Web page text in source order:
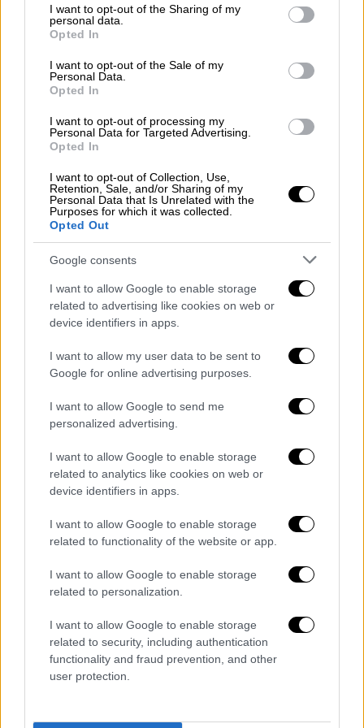
not limited to your visit or usage behaviour. You may click to
grant or deny consent to Google and its third-party tags to
use your data for below specified purposes in below Google
consent section.
I want to opt-out of the Sharing of my
personal data.
Opted In
I want to opt-out of the Sale of my
Personal Data.
Opted In
I want to opt-out of processing my
Personal Data for Targeted Advertising.
Opted In
I want to opt-out of Collection, Use,
Retention, Sale, and/or Sharing of my
Personal Data that Is Unrelated with the
Purposes for which it was collected.
Opted Out
Google consents
I want to allow Google to enable storage
related to advertising like cookies on web or
device identifiers in apps.
I want to allow my user data to be sent to
Google for online advertising purposes.
I want to allow Google to send me
personalized advertising.
I want to allow Google to enable storage
related to analytics like cookies on web or
device identifiers in apps.
I want to allow Google to enable storage
related to functionality of the website or app.
I want to allow Google to enable storage
related to personalization.
I want to allow Google to enable storage
related to security, including authentication
functionality and fraud prevention, and other
user protection.
απόφαση πουεπιτρέπει την αστική
μεταφορά από Επιβατηγά Ιδιωτικής Χρήσης
(Ε.Ι.Χ.)
αποτελεί ευθεία παραβίαση των
συνταγματικών διατάξεων και των
νομοθεσίας, σύμφωνα με την οποία η
συγκεκριμένη δυνατότητα ανήκει
αποκλειστικά και μόνο στα ταξί.
Αυτή ηπαράνομη και αντισυνταγματική
ρύθμισηπλήττει βάναυσα τον κλάδο μας,
αξιοπρέπεια, τη νομιμότητα και την ομαλή
λειτουργία της αγοράς μεταφορών».
Το ΣΑΤΑ απαιτεί τηνάμεση και πλήρη
απόσυρση της Κοινής Υπουργικής Απόφασης
προειδοποιώντας ότι σε αντίθετη
μαζικές και παρατεταμένες κινητοποιήσεις,
αξιοποιώντας κάθε νόμιμο μέσο, ενώ
παράλληλα θα εξετάσει και το ενδεχόμενο
κατάθεσης αγωγών και μηνύσεων για
διαφυγόντα κέρδη, ακόμη και κατά αρμόδιων
υπουργών και άλλων κυβερνητικών
παραγόντων, «που ευθύνονται για την
ρύθμισης». Επιπλέον καταγγέλλει την
κυβέρνηση για «συστηματική απαξίωση» του
κλάδου εδώ και έξι χρόνια.
Αλλά και ηΠΟΕΙΑΤΑ τονίζει πως με την
απόφαση αυτή τα ΕΙΧ με οδηγό μπορούν να
ακριβώς τα ταξί προσθέτοντας πως εάν η